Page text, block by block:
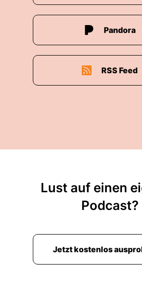
Pandora
RSS Feed
Lust auf einen
Podcast?
Jetzt kostenlos